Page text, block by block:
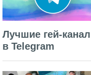
Лучшие гей-
в Telegram